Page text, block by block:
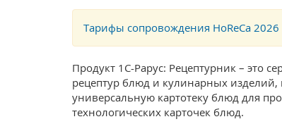
Тарифы сопровождения HoReCa 2026
Продукт 1С-Рарус: Рецептурник – это
рецептур блюд и кулинарных
универсальную картотеку блюд для
технологических карточек блюд.